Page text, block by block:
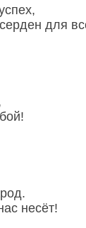
для
несёт!